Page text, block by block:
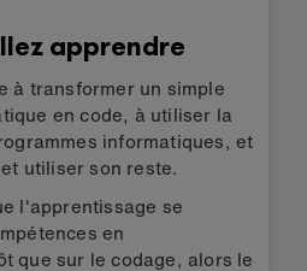
apprendre
à transformer un simple
en code, à utiliser la
informatiques, et
utiliser son reste.
l'apprentissage se
en
que sur le codage, alors le